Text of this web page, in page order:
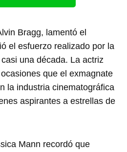
Bragg, lamentó el
el esfuerzo realizado por la
una década. La actriz
que el exmagnate
la industria cinematográfica
aspirantes a estrellas de
Mann recordó que